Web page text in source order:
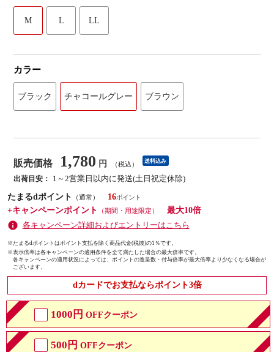
M L LL
カラー
ブラック チャコールグレー ブラウン
販売価格 1,780 円 （税込） 送料込み
出荷目安：
1～2営業日以内に発送(土日祝定休除)
たまるdポイント
（通常）
16
+キャンペーンポイント
（期間・用途限定）
最大10倍
各キャンペーン詳細およびエントリーはこちら
※たまるdポイントはポイント支払を除く商品代金(税抜)の1％です。
※表示倍率は各キャンペーンの適用条件を全て満たした場合の最大倍率です。
各キャンペーンの適用状況によっては、ポイントの進呈数・付与倍率が最大倍率より少なくなる場合が
ございます。
dカードでお支払ならポイント3倍
1000円 OFFクーポン
500円 OFFクーポン